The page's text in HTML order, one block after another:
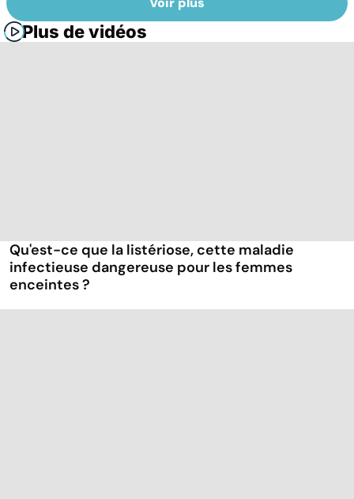
Plus de vidéos
Qu'est-ce que la listériose, cette maladie
infectieuse dangereuse pour les femmes
enceintes ?